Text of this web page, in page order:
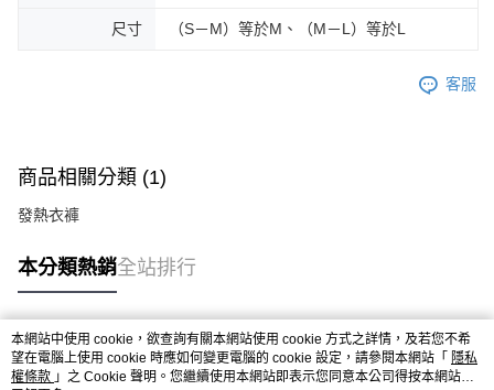
尺寸 （S－M）等於M、（M－L）等於L
客服
商品相關分類 (1)
發熱衣褲
本分類熱銷全站排行
熱門標籤
本網站中使用 cookie，欲查詢有關本網站使用 cookie 方式之詳情，及若您不希
望在電腦上使用 cookie 時應如何變更電腦的 cookie 設定，請參閱本網站「 隱私
權條款 」之 Cookie 聲明。您繼續使用本網站即表示您同意本公司得按本網站使